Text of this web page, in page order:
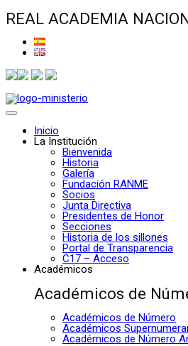
REAL ACADEMIA
Inicio
La Institución
Bienvenida
Historia
Galería
Fundación RANME
Socios
Junta Directiva
Presidentes de Honor
Secciones
Historia de los sillones
Portal de Transparencia
C17 – Acceso
Académicos
Académicos de
Académicos de Número
Académicos
Académicos de Número